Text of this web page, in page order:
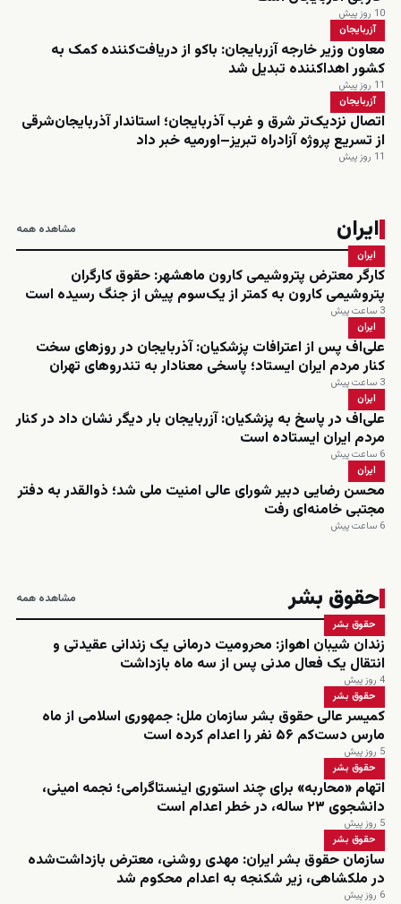
10 روز پیش
آزربایجان
معاون وزیر خارجه آزربایجان: باکو از دریافت‌کننده کمک به
کشور اهداکننده تبدیل شد
11 روز پیش
آزربایجان
اتصال نزدیک‌تر شرق و غرب آذربایجان؛ استاندار آذربایجان‌شرقی
از تسریع پروژه آزادراه تبریز–اورمیه خبر داد
11 روز پیش
ایران مشاهده همه
ایران
کارگر معترض پتروشیمی کارون ماهشهر: حقوق کارگران
پتروشیمی کارون به کمتر از یک‌سوم پیش از جنگ رسیده است
3 ساعت پیش
ایران
علی‌اف پس از اعترافات پزشکیان: آذربایجان در روزهای سخت
کنار مردم ایران ایستاد؛ پاسخی معنادار به تندروهای تهران
3 ساعت پیش
ایران
علی‌اف در پاسخ به پزشکیان: آزربایجان بار دیگر نشان داد در کنار
مردم ایران ایستاده است
6 ساعت پیش
ایران
محسن رضایی دبیر شورای عالی امنیت ملی شد؛ ذوالقدر به دفتر
مجتبی خامنه‌ای رفت
6 ساعت پیش
حقوق بشر مشاهده همه
حقوق بشر
زندان شیبان اهواز: محرومیت درمانی یک زندانی عقیدتی و
انتقال یک فعال مدنی پس از سه ماه بازداشت
4 روز پیش
حقوق بشر
کمیسر عالی حقوق بشر سازمان ملل: جمهوری اسلامی از ماه
مارس دست‌کم ۵۶ نفر را اعدام کرده است
5 روز پیش
حقوق بشر
اتهام «محاربه» برای چند استوری اینستاگرامی؛ نجمه امینی،
دانشجوی ۲۳ ساله، در خطر اعدام است
5 روز پیش
حقوق بشر
سازمان حقوق بشر ایران: مهدی روشنی، معترض بازداشت‌شده
در ملکشاهی، زیر شکنجه به اعدام محکوم شد
6 روز پیش